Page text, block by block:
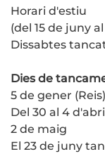
Horari d'estiu
(del 15 de juny
Dissabtes
Dies de
5 de gener (Reis)
Del 30 al 4
2 de maig
El 23 de juny